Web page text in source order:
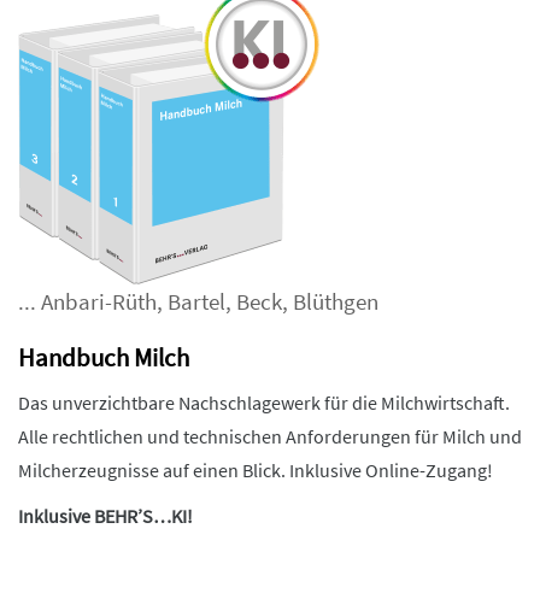
... Anbari-Rüth, Bartel, Beck, Blüthgen
Handbuch Milch
Das unverzichtbare Nachschlagewerk für die Milchwirtschaft.
Alle rechtlichen und technischen Anforderungen für Milch und
Milcherzeugnisse auf einen Blick. Inklusive Online-Zugang!
Inklusive BEHR’S…KI!